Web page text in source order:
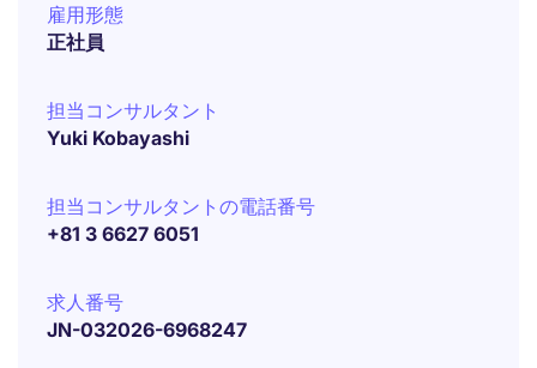
雇用形態
正社員
担当コンサルタント
Yuki Kobayashi
担当コンサルタントの電話番号
+81 3 6627 6051
求人番号
JN-032026-6968247